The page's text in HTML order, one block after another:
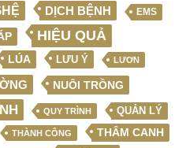
DỊCH BỆNH EMS
HIỆU QUẢ
LÚA LƯU Ý LƯƠN
NUÔI TRỒNG
QUY TRÌNH QUẢN LÝ
THÀNH CÔNG THÂM CANH